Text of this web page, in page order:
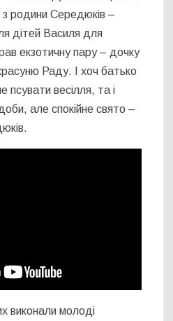
родини Середюків –
дітей Василя для
екзотичну пару – дочку
Раду. І хоч батько
псувати весілля, та і
але спокійне свято –
виконали молоді